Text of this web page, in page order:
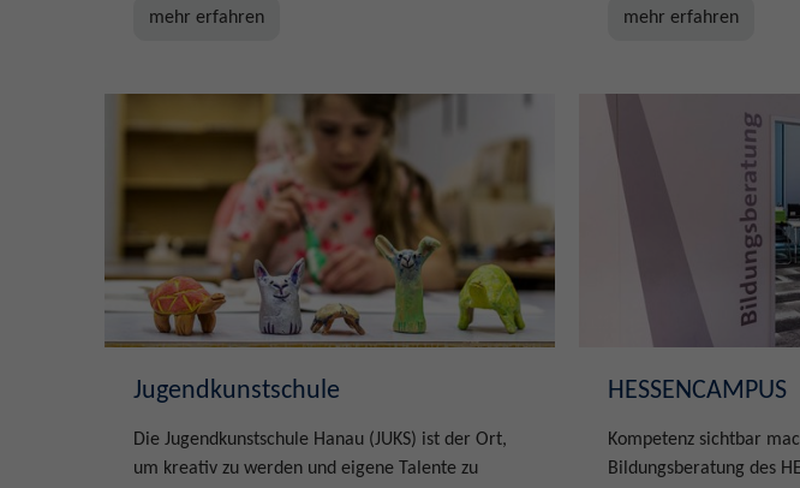
mehr erfahren mehr erfahren
Jugendkunstschule
Die Jugendkunstschule Hanau (JUKS) ist der Ort,
um kreativ zu werden und eigene Talente zu
HESSENCAMPUS
Kompetenz sichtbar
Bildungsberatung des